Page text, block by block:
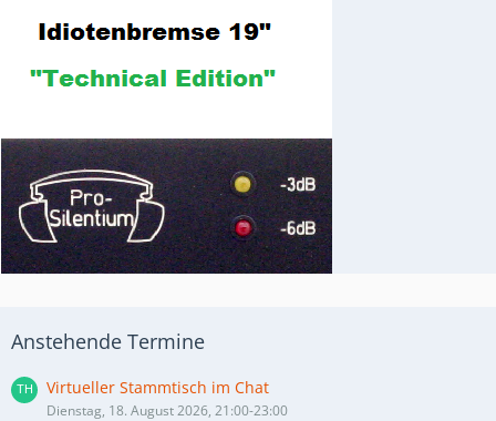
Anstehende Termine
Virtueller Stammtisch im Chat
Dienstag, 18. August 2026, 21:00-23:00